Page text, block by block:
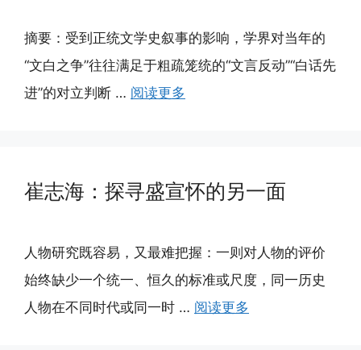
摘要：受到正统文学史叙事的影响，学界对当年的
“文白之争”往往满足于粗疏笼统的“文言反动”“白话先
进”的对立判断 … 阅读更多
崔志海：探寻盛宣怀的另一面
人物研究既容易，又最难把握：一则对人物的评价
始终缺少一个统一、恒久的标准或尺度，同一历史
人物在不同时代或同一时 … 阅读更多